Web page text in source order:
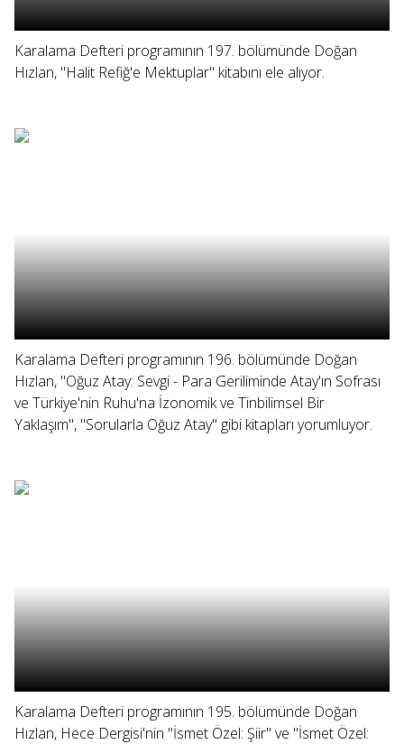
Karalama Defteri programının 197. bölümünde Doğan
Hızlan, "Halit Refiğ'e Mektuplar" kitabını ele alıyor.
Karalama Defteri programının 196. bölümünde Doğan
Hızlan, "Oğuz Atay: Sevgi - Para Geriliminde Atay'ın Sofrası
ve Türkiye'nin Ruhu'na İzonomik ve Tinbilimsel Bir
Yaklaşım", "Sorularla Oğuz Atay" gibi kitapları yorumluyor.
Karalama Defteri programının 195. bölümünde Doğan
Hızlan, Hece Dergisi'nin "İsmet Özel: Şiir" ve "İsmet Özel: